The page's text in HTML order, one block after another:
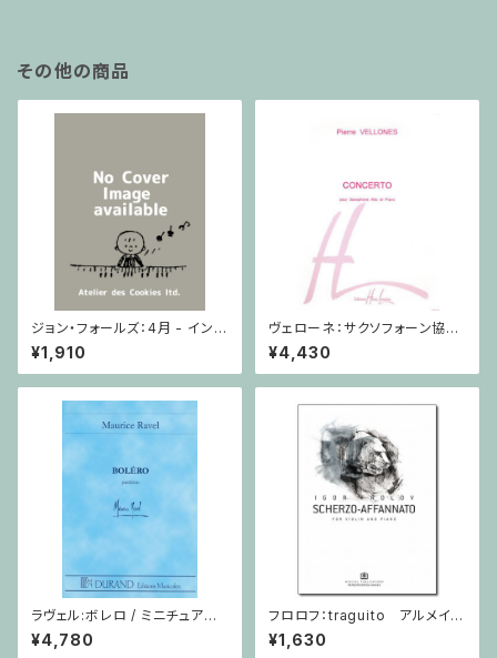
その他の商品
ジョン・フォールズ：4月 - イング
ランド / ピアノソロ
¥1,910
ヴェローネ：サクソフォーン協奏
曲 op.65 / アルトサクソフォー
ン,ピアノ
¥4,430
ラヴェル:ボレロ / ミニチュアス
コア
¥4,780
フロロフ：traguito アルメイダ
の主題による即興曲 / ヴァイオ
リン・ピアノ
¥1,630